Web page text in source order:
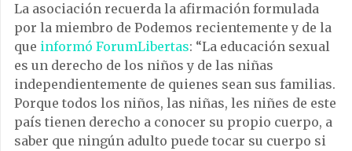
La asociación recuerda la afirmación formulada
por la miembro de Podemos recientemente y de la
que informó ForumLibertas: “La educación sexual
es un derecho de los niños y de las niñas
independientemente de quienes sean sus familias.
Porque todos los niños, las niñas, les niñes de este
país tienen derecho a conocer su propio cuerpo, a
saber que ningún adulto puede tocar su cuerpo si